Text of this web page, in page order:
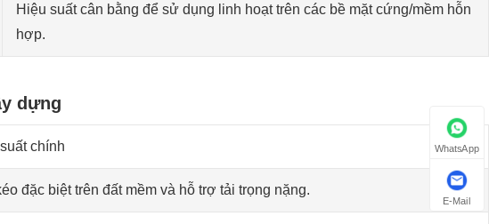
Hiệu suất cân bằng để sử dụng linh hoạt trên các bề mặt cứng/mềm hỗn
hợp.
dựng
chính
đặc biệt trên đất mềm và hỗ trợ tải trọng nặng.
WhatsApp
E-Mail